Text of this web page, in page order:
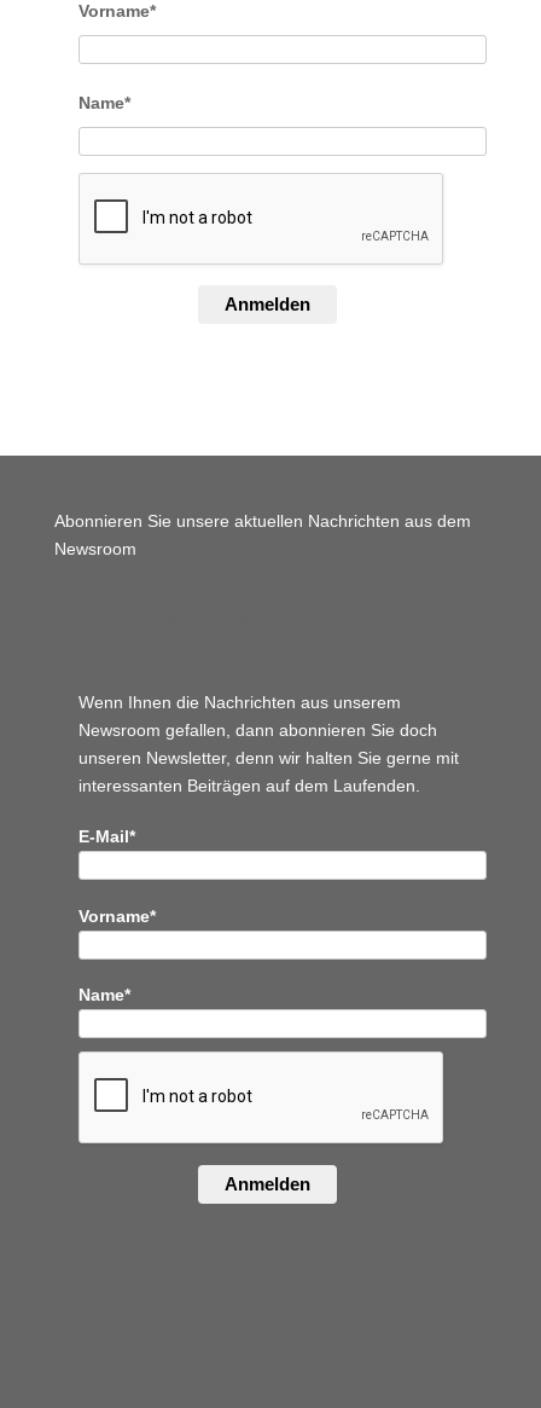
Vorname*
Name*
Anmelden
Abonnieren Sie unsere aktuellen Nachrichten aus dem
Newsroom
Wenn Ihnen die Nachrichten aus unserem
Newsroom gefallen, dann abonnieren Sie doch
unseren Newsletter, denn wir halten Sie gerne mit
interessanten Beiträgen auf dem Laufenden.
E-Mail*
Vorname*
Name*
Anmelden